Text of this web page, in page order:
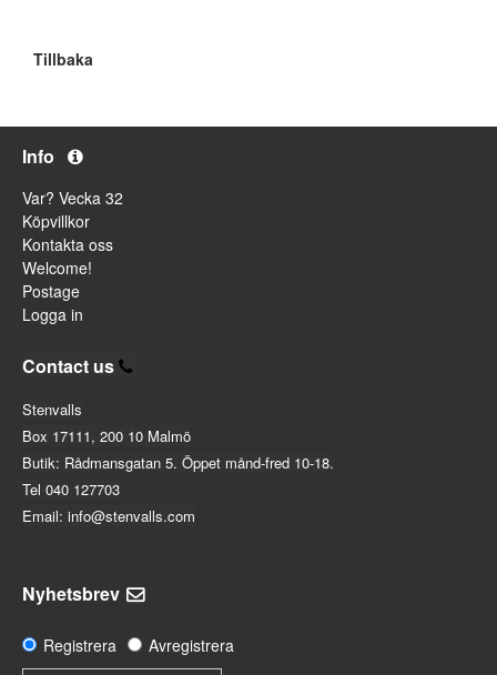
Tillbaka
Info
Var? Vecka 32
Köpvillkor
Kontakta oss
Welcome!
Postage
Logga in
Contact us
Stenvalls
Box 17111, 200 10 Malmö
Butik: Rådmansgatan 5. Öppet månd-fred 10-18.
Tel 040 127703
Email: info@stenvalls.com
Nyhetsbrev
Registrera Avregistrera